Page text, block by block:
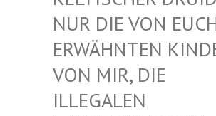
IE VON EUCH
TEN KINDER VON
R, DIE ILLEGA
LEN MINDER